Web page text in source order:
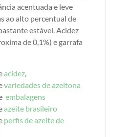
acentuada e leve
ao alto percentual de
estável. Acidez
de 0,1%) e garrafa
acidez,
variedades de azeitona
embalagens
azeite brasileiro
perfis de azeite de